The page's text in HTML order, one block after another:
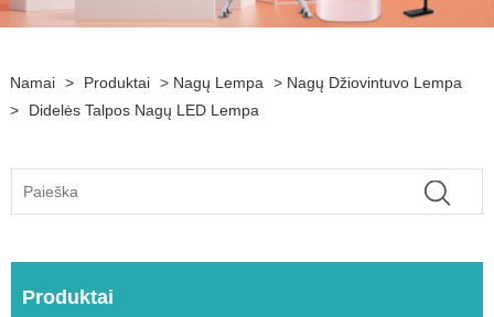
Namai > Produktai > Nagų Lempa > Nagų Džiovintuvo Lempa
>
Didelės Talpos Nagų LED Lempa
Produktai